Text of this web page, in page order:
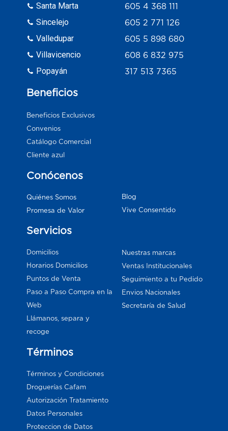
Santa Marta
Sincelejo
Valledupar
Villavicencio
Popayán
605 4 368 111
605 2 771 126
605 5 898 680
608 6 832 975
317 513 7365
Beneficios
Beneficios Exclusivos
Convenios
Catálogo Comercial
Cliente azul
Conócenos
Quiénes Somos
Promesa de Valor
Blog
Vive Consentido
Servicios
Domicilios
Horarios Domicilios
Puntos de Venta
Paso a Paso Compra en la
Web
Llámanos, separa y
recoge
Nuestras marcas
Ventas Institucionales
Seguimiento a tu Pedido
Envios Nacionales
Secretaría de Salud
Términos
Términos y Condiciones
Droguerías Cafam
Autorización Tratamiento
Datos Personales
Proteccion de Datos